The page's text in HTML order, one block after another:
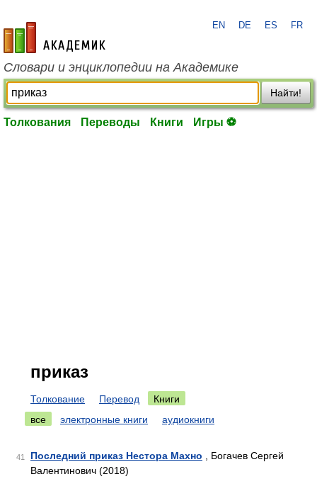
academic.ru
EN DE ES FR
Словари и энциклопедии на Академике
Найти!
Толкования Переводы Книги Игры ⚽
приказ
Толкование Перевод
Книги
все
электронные книги аудиокниги
41 Последний приказ Нестора Махно , Богачев Сергей
Валентинович (2018)